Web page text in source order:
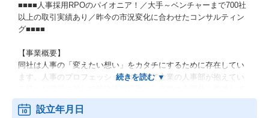
■■■■人事採用RPOのパイオニア！／大手～ベンチャーまで700社
以上の取引実績あり／昨今の市況変化に合わせたコンサルティン
グ■■■■
【事業概要】
同社は人事の「変えたい想い」をカタチにするために存在してい
ます。人事のプロフェッショナルとして企業の人事部が抱えてい
施策を検討する時間を創出など、コンサルティング・アウトソー
シングサービスを提供。
設立年月日